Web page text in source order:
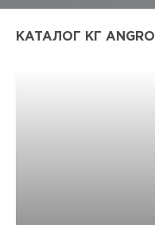
КАТАЛОГ КГ ANGRO